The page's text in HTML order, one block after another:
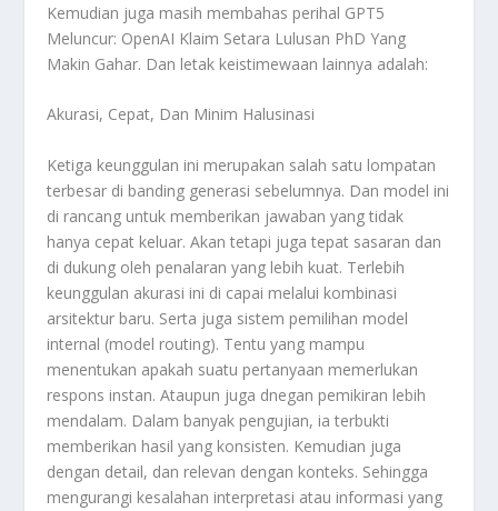
Kemudian juga masih membahas perihal GPT5
Meluncur: OpenAI Klaim Setara Lulusan PhD Yang
Makin Gahar. Dan letak keistimewaan lainnya adalah:
Akurasi, Cepat, Dan Minim Halusinasi
Ketiga keunggulan ini merupakan salah satu lompatan
terbesar di banding generasi sebelumnya. Dan model ini
di rancang untuk memberikan jawaban yang tidak
hanya cepat keluar. Akan tetapi juga tepat sasaran dan
di dukung oleh penalaran yang lebih kuat. Terlebih
keunggulan akurasi ini di capai melalui kombinasi
arsitektur baru. Serta juga sistem pemilihan model
internal (model routing). Tentu yang mampu
menentukan apakah suatu pertanyaan memerlukan
respons instan. Ataupun juga dnegan pemikiran lebih
mendalam. Dalam banyak pengujian, ia terbukti
memberikan hasil yang konsisten. Kemudian juga
dengan detail, dan relevan dengan konteks. Sehingga
mengurangi kesalahan interpretasi atau informasi yang